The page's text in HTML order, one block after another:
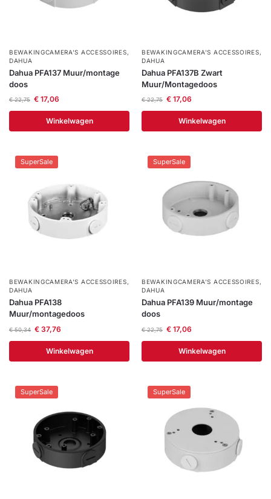
BEWAKINGCAMERA'S ACCESSOIRES,
DAHUA
Dahua PFA137 Muur/montage
doos
€22,75 €17,06
Winkelwagen
BEWAKINGCAMERA'S ACCESSOIRES,
DAHUA
Dahua PFA137B Zwart
Muur/Montagedoos
€22,75 €17,06
Winkelwagen
SuperSale
BEWAKINGCAMERA'S ACCESSOIRES,
DAHUA
Dahua PFA138
Muur/montagedoos
€50,34 €37,76
Winkelwagen
SuperSale
BEWAKINGCAMERA'S ACCESSOIRES,
DAHUA
Dahua PFA139 Muur/montage
doos
€22,75 €17,06
Winkelwagen
SuperSale SuperSale